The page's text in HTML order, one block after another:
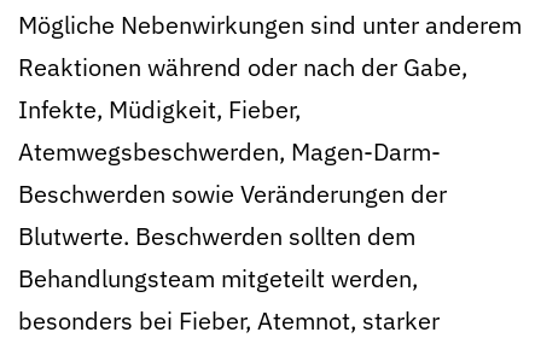
Mögliche Nebenwirkungen sind unter anderem
Reaktionen während oder nach der Gabe,
Infekte, Müdigkeit, Fieber,
Atemwegsbeschwerden, Magen-Darm-
Beschwerden sowie Veränderungen der
Blutwerte. Beschwerden sollten dem
Behandlungsteam mitgeteilt werden,
besonders bei Fieber, Atemnot, starker